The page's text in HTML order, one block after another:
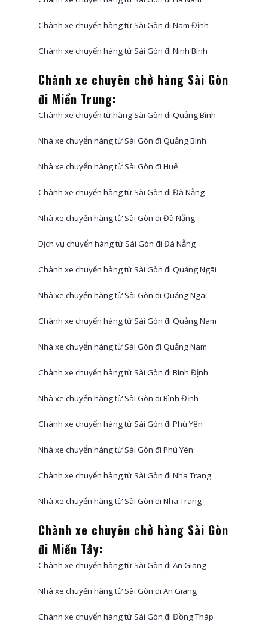
Chành xe chuyển hàng từ Sài Gòn đi Nam Định
Chành xe chuyển hàng từ Sài Gòn đi Ninh Bình
Chành xe chuyên chở hàng Sài Gòn
đi Miền Trung:
Chành xe chuyển từ hàng Sài Gòn đi Quảng Bình
Nhà xe chuyển hàng từ Sài Gòn đi Quảng Bình
Nhà xe chuyển hàng từ Sài Gòn đi Huế
Chành xe chuyển hàng từ Sài Gòn đi Đà Nẵng
Nhà xe chuyển hàng từ Sài Gòn đi Đà Nẵng
Dịch vụ chuyển hàng từ Sài Gòn đi Đà Nẵng
Chành xe chuyển hàng từ Sài Gòn đi Quảng Ngãi
Nhà xe chuyển hàng từ Sài Gòn đi Quảng Ngãi
Chành xe chuyển hàng từ Sài Gòn đi Quảng Nam
Nhà xe chuyển hàng từ Sài Gòn đi Quảng Nam
Chành xe chuyển hàng từ Sài Gòn đi Bình Định
Nhà xe chuyển hàng từ Sài Gòn đi Bình Định
Chành xe chuyển hàng từ Sài Gòn đi Phú Yên
Nhà xe chuyển hàng từ Sài Gòn đi Phú Yên
Chành xe chuyển hàng từ Sài Gòn đi Nha Trang
Nhà xe chuyển hàng từ Sài Gòn đi Nha Trang
Chành xe chuyên chở hàng Sài Gòn
đi Miền Tây:
Chành xe chuyển hàng từ Sài Gòn đi An Giang
Nhà xe chuyển hàng từ Sài Gòn đi An Giang
Chành xe chuyển hàng từ Sài Gòn đi Đồng Tháp